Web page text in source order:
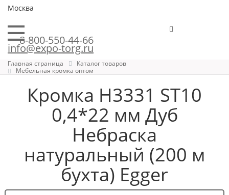
Москва
8-800-550-44-66
info@expo-torg.ru
Главная страница
Каталог товаров
Мебельная кромка оптом
Кромка H3331 ST10
0,4*22 мм Дуб
Небраска
натуральный (200 м
бухта) Egger